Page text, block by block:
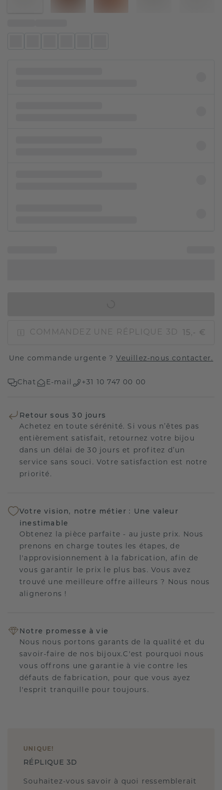
COMMANDEZ UNE RÉPLIQUE 3D 15,- €
Une commande urgente ?Veuillez-nous contacter.
Chat E-mail +31 10 747 00 00
Retour sous 30 jours
Achetez en toute sérénité. Si vous n’êtes pas
entièrement satisfait, retournez votre bijou
dans un délai de 30 jours et profitez d’un
service sans souci. Votre satisfaction est notre
priorité.
Votre vision, notre métier : Une valeur
inestimable
Obtenez la pièce parfaite - au juste prix. Nous
prenons en charge toutes les étapes, de
l'approvisionnement à la fabrication, afin de
vous garantir le prix le plus bas. Vous avez
trouvé une meilleure offre ailleurs ? Nous nous
alignerons !
Notre promesse à vie
Nous nous portons garants de la qualité et du
savoir-faire de nos bijoux.C'est pourquoi nous
vous offrons une garantie à vie contre les
défauts de fabrication, pour que vous ayez
l'esprit tranquille pour toujours.
UNIQUE !
RÉPLIQUE 3D
Souhaitez-vous savoir à quoi ressemblerait